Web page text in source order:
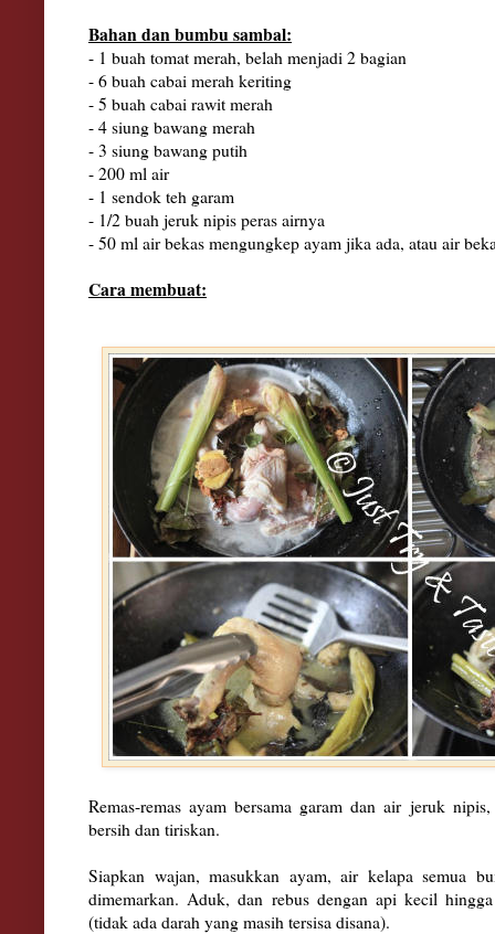
Bahan dan bumbu sambal:
- 1 buah tomat merah, belah menjadi 2 bagian
- 6 buah cabai merah keriting
- 5 buah cabai rawit merah
- 4 siung bawang merah
- 3 siung bawang putih
- 200 ml air
- 1 sendok teh garam
- 1/2 buah jeruk nipis peras airnya
-50ml airbekas mengungkep ayam jika ada, atau air
Cara membuat:
Remas-remas ayam bersama garam dan air jeruk
bersih dan tiriskan.
Siapkan wajan, masukkan ayam, air kelapa semua
dimemarkan. Aduk, dan rebus dengan api kecil
(tidak ada darah yang masih tersisa disana).